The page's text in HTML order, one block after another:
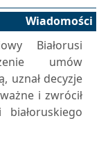
Wiadomości
Białorusi
umów
uznał decyzje
i zwrócił